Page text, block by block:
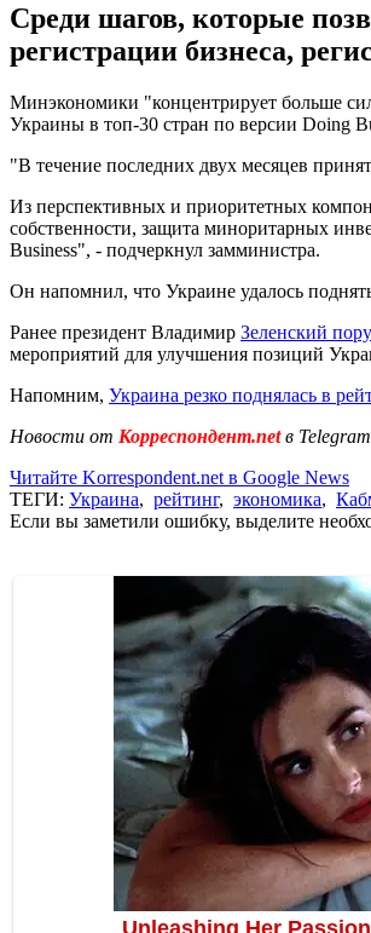
Среди шагов, которые
регистрации бизнеса,
Минэкономики "концентрирует больше
Украины в топ-30 стран по версии Doing
"В течение последних двух месяцев
Из перспективных и приоритетных
собственности, защита миноритарных
Business", - подчеркнул замминистра.
Он напомнил, что Украине удалось
Ранее президент Владимир Зеленский
мероприятий для улучшения позиций
Напомним, Украина резко поднялась в
Новости от Корреспондент.netв
Читайте Korrespondent.net в Google News
ТЕГИ: Украина, рейтинг, экономика,
Если вы заметили ошибку, выделите